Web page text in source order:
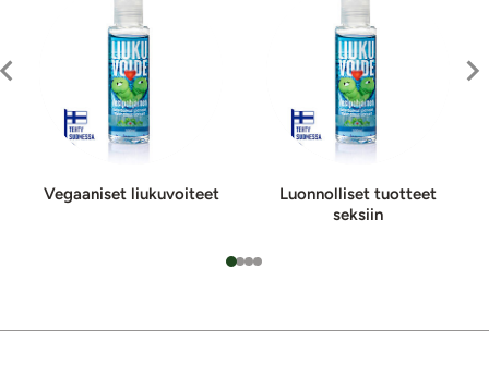
Vegaaniset liukuvoiteet
Luonnolliset tuotteet
seksiin